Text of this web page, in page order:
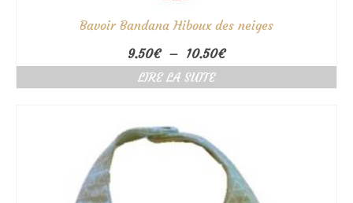
Bavoir Bandana Hiboux des neiges
9.50€ – 10.50€Plage
de
LIRE LA SUITE